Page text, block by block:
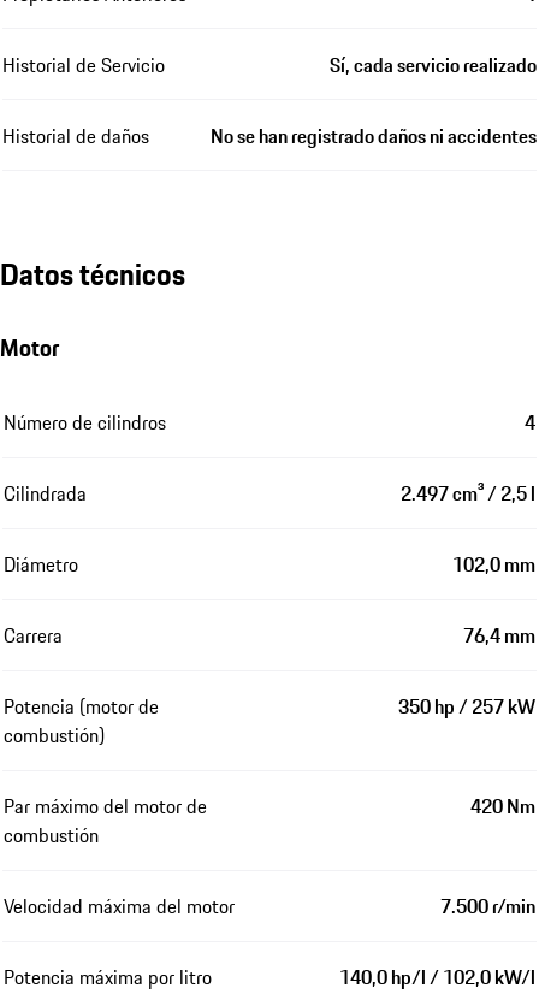
Historial de Servicio Sí, cada servicio realizado
Historial de daños No se han registrado daños ni accidentes
Datos técnicos
Motor
Número de cilindros 4
Cilindrada 2.497 cm³ / 2,5 l
Diámetro 102,0 mm
Carrera 76,4 mm
Potencia (motor de
combustión)
350 hp / 257 kW
Par máximo del motor de
combustión
420 Nm
Velocidad máxima del motor 7.500 r/min
Potencia máxima por litro 140,0 hp/l / 102,0 kW/l